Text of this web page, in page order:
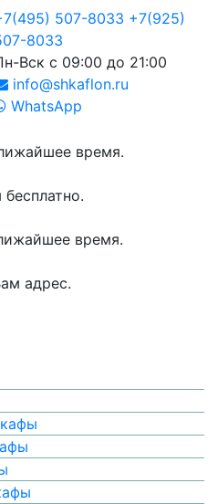
507-8033 +7(925)
8033
Вск с 09:00 до 21:00
info@shkaflon.ru
WhatsApp
время.
время.
адрес.